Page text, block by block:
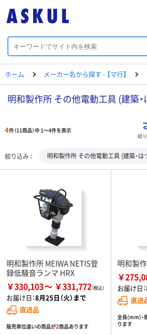
ホーム メーカー名から探す - 【マ行】
明和製作所 その他電動工具 (建築・
4件（11商品）中 1～4件を表示
絞
絞り込み 明和製作所 その他電動工具 (建築・は
明和製作所 MEIWA NETIS登
録低騒音ランマ HRX
￥330,103 ￥331,772
お届け日：8月25日（火）まで
直送品
販売単位違いの商品が2商品あります
明和製
￥
お届け日：
直送
全長(mm)・
ります